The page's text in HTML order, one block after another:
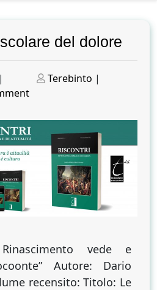
del dolore
|
Posted
Terebinto |
on
muscolare
del
dolore
vede e
Autore: Dario
recensito: Titolo: Le